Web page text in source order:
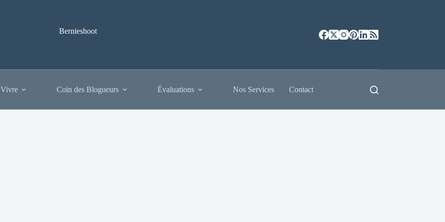
Bernieshoot
Coin des Blogueurs Évaluations Nos Services Contact